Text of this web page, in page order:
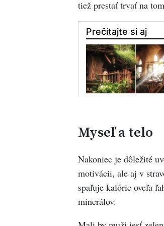
tiež prestať trvať na
Myseľ a telo
Nakoniec je dôležité
motivácii, ale aj v
spaľuje kalórie oveľa
minerálov.